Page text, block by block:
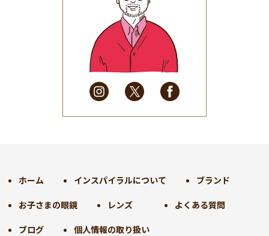
2025年6月(48)
2025年5月
(41)
2025年4月
(32)
2025年3月(31)
2025年2月
(28)
2025年1月
(34)
2024年9月(30)
2024年7月(31)
2024年6月(30)
ホーム インスパイラルについて ブランド
お子さまの眼鏡 レンズ よくある質問
ブログ 個人情報の取り扱い